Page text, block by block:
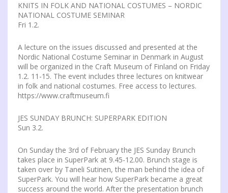
KNITS IN FOLK AND NATIONAL COSTUMES – NORDIC
NATIONAL COSTUME SEMINAR
Fri 1.2.
A lecture on the issues discussed and presented at the
Nordic National Costume Seminar in Denmark in August
will be organized in the Craft Museum of Finland on Friday
1.2. 11-15. The event includes three lectures on knitwear
in folk and national costumes. Free access to lectures.
https://www.craftmuseum.fi
JES SUNDAY BRUNCH: SUPERPARK EDITION
Sun 3.2.
On Sunday the 3rd of February the JES Sunday Brunch
takes place in SuperPark at 9.45-12.00. Brunch stage is
taken over by Taneli Sutinen, the man behind the idea of
SuperPark. You will hear how SuperPark became a great
success around the world. After the presentation brunch